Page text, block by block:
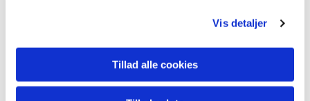
Vis detaljer
Tillad alle cookies